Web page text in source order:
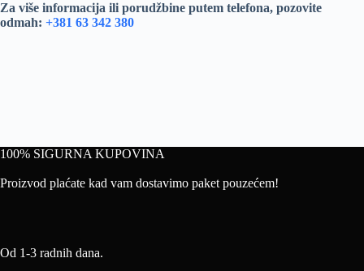
Za više informacija ili porudžbine putem telefona, pozovite
odmah: +381 63 342 380
100% SIGURNA KUPOVINA
Proizvod plaćate kad vam dostavimo paket pouzećem!
Od 1-3 radnih dana.